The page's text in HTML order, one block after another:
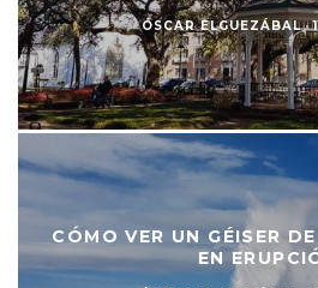
ÓSCAR ELGUEZÁBAL ·
CÓMO VER UN GÉISER
EN